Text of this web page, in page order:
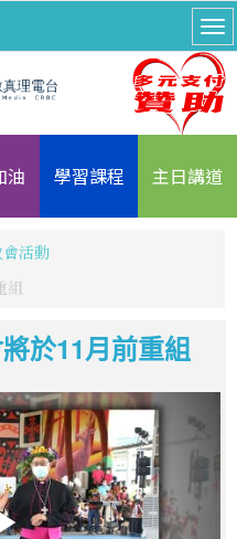
油 學習課程 主日講道
活動
組
於11月前重組